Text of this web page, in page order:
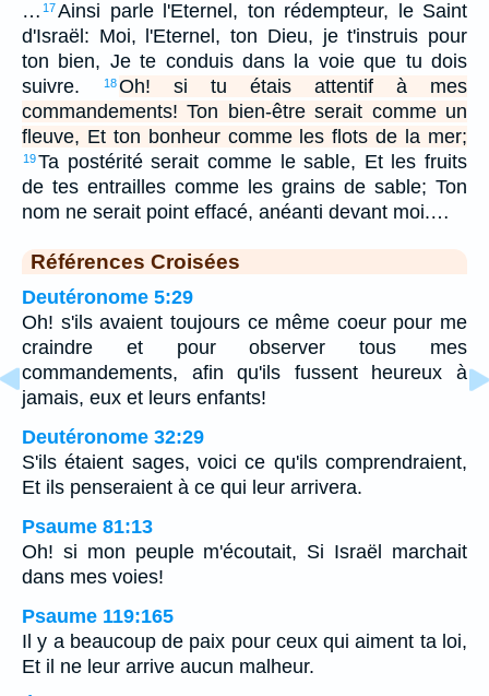
… 17Ainsi parle l'Eternel, ton rédempteur, le Saint
d'Israël: Moi, l'Eternel, ton Dieu, je t'instruis pour
ton bien, Je te conduis dans la voie que tu dois
suivre.
18Oh! si tu étais attentif à mes
commandements! Ton bien-être serait comme un
fleuve, Et ton bonheur comme les flots de la mer;
19Ta postérité serait comme le sable, Et les fruits
de tes entrailles comme les grains de sable; Ton
nom ne serait point effacé, anéanti devant moi.…
Références Croisées
Deutéronome 5:29
Oh! s'ils avaient toujours ce même coeur pour me
craindre et pour observer tous mes
commandements, afin qu'ils fussent heureux à
jamais, eux et leurs enfants!
Deutéronome 32:29
S'ils étaient sages, voici ce qu'ils comprendraient,
Et ils penseraient à ce qui leur arrivera.
Psaume 81:13
Oh! si mon peuple m'écoutait, Si Israël marchait
dans mes voies!
Psaume 119:165
Il y a beaucoup de paix pour ceux qui aiment ta loi,
Et il ne leur arrive aucun malheur.